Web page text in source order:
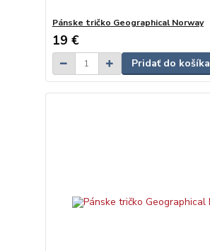
Pánske tričko Geographical Norway
19 €
Pridať do košíka